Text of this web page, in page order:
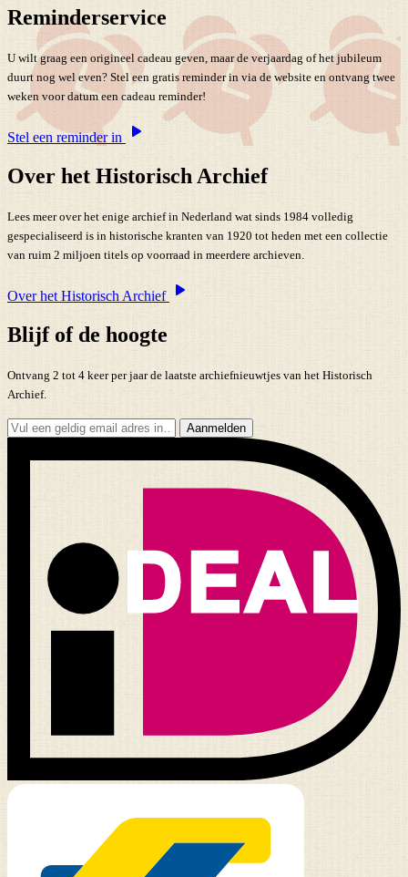
Reminderservice
U wilt graag een origineel cadeau geven, maar de verjaardag of het jubileum
duurt nog wel even? Stel een gratis reminder in via de website en ontvang twee
weken voor datum een cadeau reminder!
Stel een reminder in
Over het Historisch Archief
Lees meer over het enige archief in Nederland wat sinds 1984 volledig
gespecialiseerd is in historische kranten van 1920 tot heden met een collectie
van ruim 2 miljoen titels op voorraad in meerdere archieven.
Over het Historisch Archief
Blijf of de hoogte
Ontvang 2 tot 4 keer per jaar de laatste archiefnieuwtjes van het Historisch
Archief.
Aanmelden